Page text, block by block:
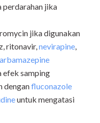
perdarahan jika
jika digunakan
ritonavir,nevirapine,
efek samping
denganfluconazole
untuk mengatasi